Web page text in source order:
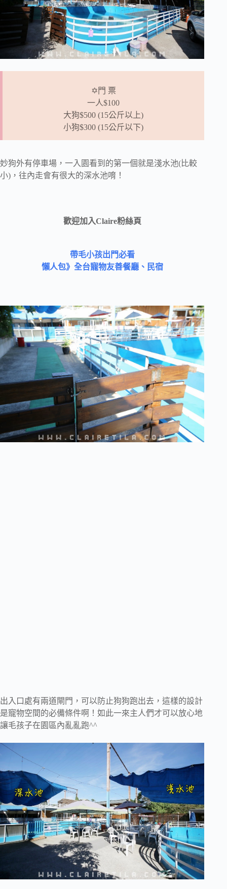
✡門 票
一人$100
大狗$500 (15公斤以上)
小狗$300 (15公斤以下)
妙狗外有停車場，一入園看到的第一個就是淺水池(比較
小)，往內走會有很大的深水池唷！
歡迎加入Claire粉絲頁
帶毛小孩出門必看
懶人包》全台寵物友善餐廳、民宿
出入口處有兩道閘門，可以防止狗狗跑出去，這樣的設計
是寵物空間的必備條件啊！如此一來主人們才可以放心地
讓毛孩子在園區內亂亂跑^^